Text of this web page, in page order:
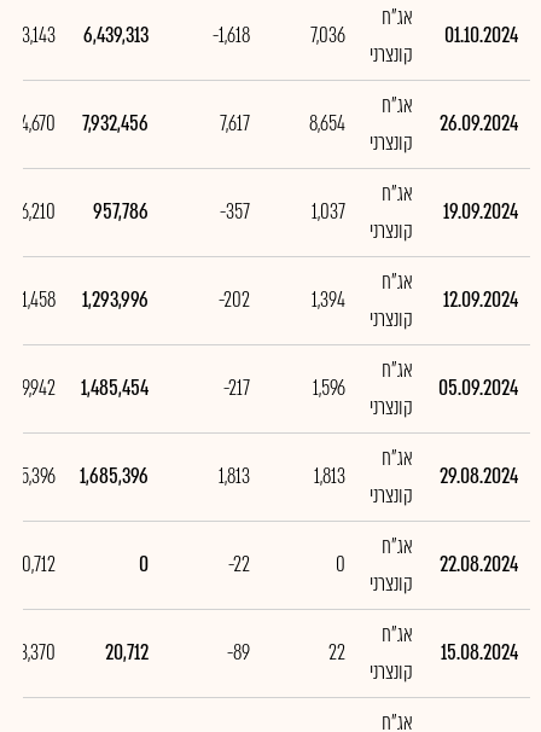
01.10.2024
אג"ח
קונצרני
7,036
-1,618
6,439,313
26.09.2024
אג"ח
קונצרני
8,654
7,617
7,932,456
19.09.2024
אג"ח
קונצרני
1,037
-357
957,786
12.09.2024
אג"ח
קונצרני
1,394
-202
1,293,996
-191,458
05.09.2024
אג"ח
קונצרני
1,596
-217
1,485,454
-199,942
29.08.2024
אג"ח
קונצרני
1,813
1,813
1,685,396
22.08.2024
אג"ח
קונצרני
0
-22
0
-20,712
15.08.2024
אג"ח
קונצרני
22
-89
20,712
-83,370
אג"ח